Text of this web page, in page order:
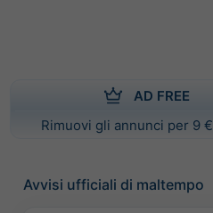
AD FREE
Rimuovi gli annunci per 9
Avvisi ufficiali di maltempo